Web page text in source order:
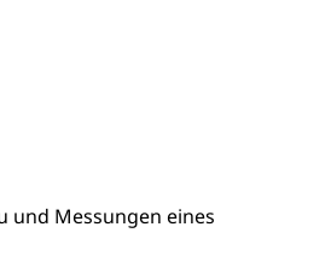
und Messungen eines
Einfuhr, regionale